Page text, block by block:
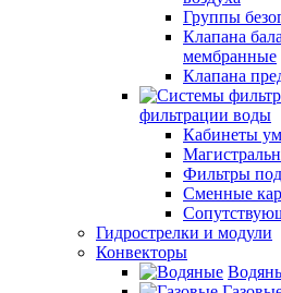
Группы
Клапана
мембранные
Клапана
фильтрации воды
Кабинеты
Фильтры
Сменные
Гидрострелки и модули
Конвекторы